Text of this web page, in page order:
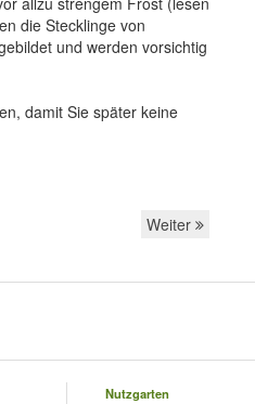
die Stecklinge von
und werden vorsichtig
damit Sie später keine
Weiter
Nutzgarten